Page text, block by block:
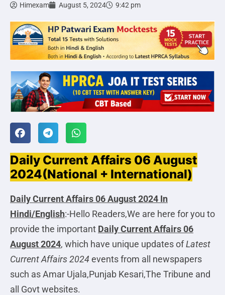
Himexam August 5, 2024 9:42 pm
Daily Current Affairs 06 August
2024(National + International)
Daily Current Affairs 06 August 2024 In
Hindi/English:-Hello Readers,We are here for you to
provide the important Daily Current Affairs 06
August 2024, which have unique updates ofLatest
Current Affairs 2024 events from all newspapers
such as Amar Ujala,Punjab Kesari,The Tribune and
all Govt websites.